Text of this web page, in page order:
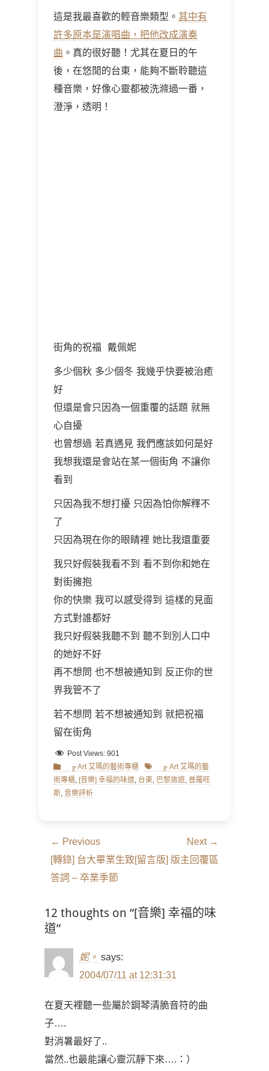
這是我最喜歡的輕音樂類型。 其中有
許多原本是演唱曲，把他改成演奏
曲 。真的很好聽！尤其在夏日的午
後，在悠閒的台東，能夠不斷聆聽這
種音樂，好像心靈都被洗滌過一番，
澄淨，透明！
街角的祝福 戴佩妮
多少個秋 多少個冬 我幾乎快要被治癒
好
但還是會只因為一個重覆的話題 就無
心自擾
也曾想過 若真遇見 我們應該如何是好
我想我還是會站在某一個街角 不讓你
看到
只因為我不想打擾 只因為怕你解釋不
了
只因為現在你的眼睛裡 她比我還重要
我只好假裝我看不到 看不到你和她在
對街擁抱
你的快樂 我可以感受得到 這樣的見面
方式對誰都好
我只好假裝我聽不到 聽不到別人口中
的她好不好
再不想問 也不想被通知到 反正你的世
界我管不了
若不想問 若不想被通知到 就把祝福
留在街角
Post Views: 901
Categories
╔ Art 艾瑪的藝術專櫃 Tags ╔ Art 艾瑪的藝
術專櫃, [音樂] 幸福的味道, 台東, 巴黎旅遊, 普羅旺
斯, 音樂評析
文
章
導
覽
← Previous
Previous
post:
[轉錄] 台大畢業生致
答詞 – 卒業季節
Next →
Next
[留言版] 版主回覆區
12 thoughts on “[音樂] 幸福的味
道”
妮。 says:
2004/07/11 at 12:31:31
在夏天裡聽一些屬於鋼琴清脆音符的曲
子….
對消暑最好了..
當然..也最能讓心靈沉靜下來….：）